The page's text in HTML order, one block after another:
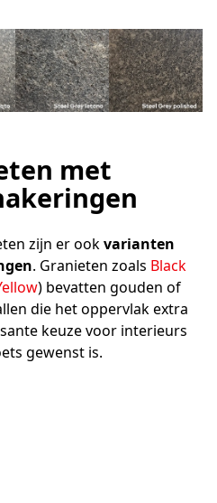
met
zijn er ookvarianten
. Granieten zoals Black
) bevatten gouden of
die het oppervlak extra
keuze voor interieurs
gewenst is.